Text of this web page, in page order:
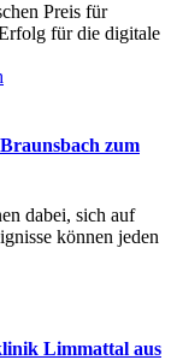
Preis für
für die digitale
zum
dabei, sich auf
können jeden
Limmattal aus